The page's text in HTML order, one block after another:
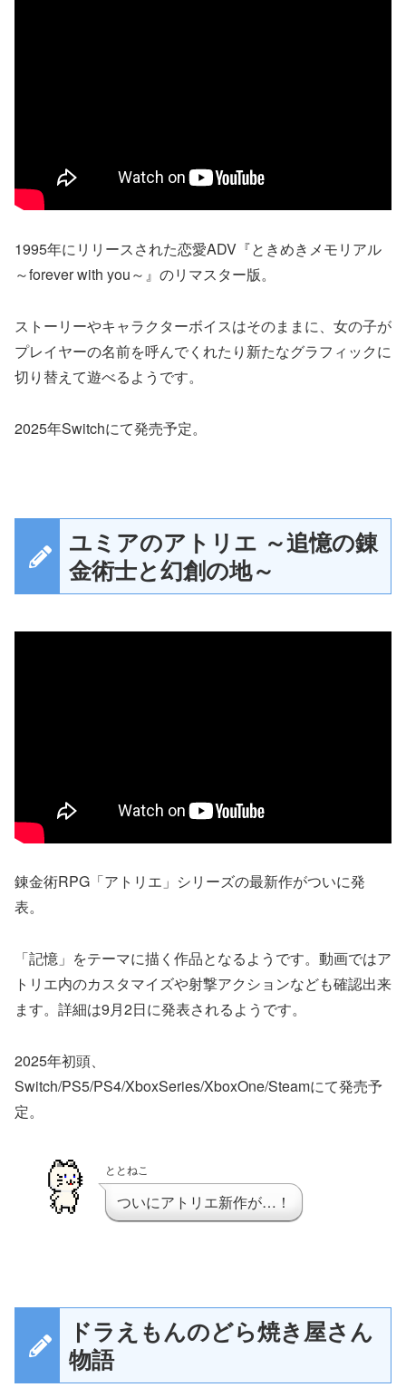
1995年にリリースされた恋愛ADV『ときめきメモリアル
～forever with you～』のリマスター版。
ストーリーやキャラクターボイスはそのままに、女の子が
プレイヤーの名前を呼んでくれたり新たなグラフィックに
切り替えて遊べるようです。
2025年Switchにて発売予定。
ユミアのアトリエ ～追憶の錬
金術士と幻創の地～
錬金術RPG「アトリエ」シリーズの最新作がついに発
表。
「記憶」をテーマに描く作品となるようです。動画ではア
トリエ内のカスタマイズや射撃アクションなども確認出来
ます。詳細は9月2日に発表されるようです。
2025年初頭、
Switch/PS5/PS4/XboxSeries/XboxOne/Steamにて発売予
定。
ととねこ
ついにアトリエ新作が…！
ドラえもんのどら焼き屋さん
物語